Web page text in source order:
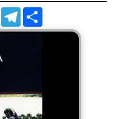
ThreadsTelegram